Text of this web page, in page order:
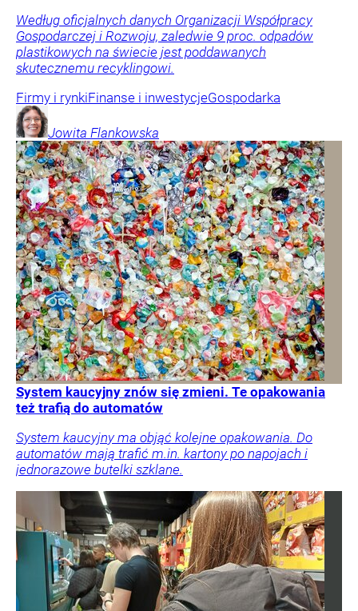
Według oficjalnych danych Organizacji Współpracy
Gospodarczej i Rozwoju, zaledwie 9 proc. odpadów
plastikowych na świecie jest poddawanych
skutecznemu recyklingowi.
Firmy i rynkiFinanse i inwestycjeGospodarka
Jowita Flankowska
System kaucyjny znów się zmieni. Te opakowania
też trafią do automatów
System kaucyjny ma objąć kolejne opakowania. Do
automatów mają trafić m.in. kartony po napojach i
jednorazowe butelki szklane.